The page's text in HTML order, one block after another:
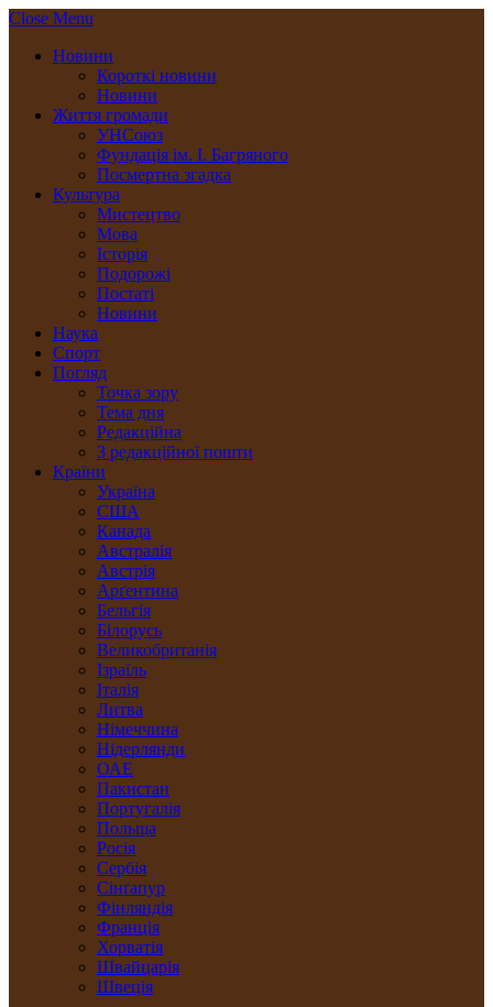
Close Menu
Новини
Короткі новини
Новини
Життя громади
УНСоюз
Фундація ім. І. Багряного
Посмертна згадка
Культура
Мистецтво
Мова
Історія
Подорожі
Постаті
Новини
Наука
Спорт
Погляд
Точка зору
Тема дня
Редакційна
З редакційної пошти
Країни
Україна
США
Канада
Австралія
Австрія
Арґентина
Бельгія
Білорусь
Великобританія
Ізраїль
Італія
Литва
Німеччина
Нідерлянди
ОАЕ
Пакистан
Португалія
Польща
Росія
Сербія
Сінґапур
Фінляндія
Франція
Хорватія
Швайцарія
Швеція